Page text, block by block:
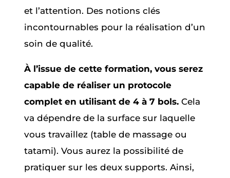
et l’attention. Des notions clés
incontournables pour la réalisation d’un
soin de qualité.
À l’issue de cette formation, vous serez
capable de réaliser un protocole
complet en utilisant de 4 à 7 bols.Cela
va dépendre de la surface sur laquelle
vous travaillez (table de massage ou
tatami). Vous aurez la possibilité de
pratiquer sur les deux supports. Ainsi,